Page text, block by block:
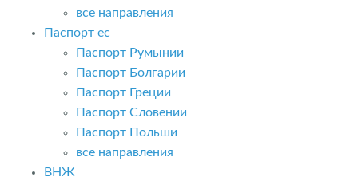
все направления
Паспорт ес
Паспорт Румынии
Паспорт Болгарии
Паспорт Греции
Паспорт Словении
Паспорт Польши
все направления
ВНЖ